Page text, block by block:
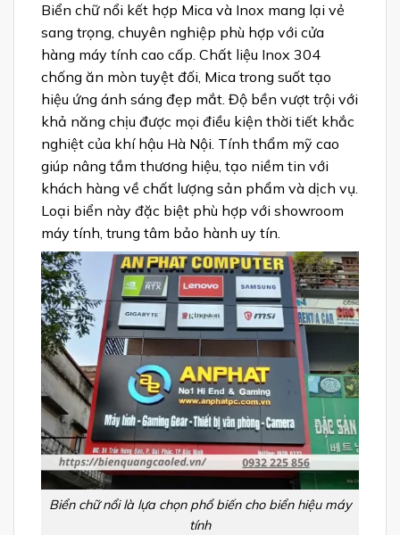
Biển chữ nổi kết hợp Mica và Inox mang lại vẻ
sang trọng, chuyên nghiệp phù hợp với cửa
hàng máy tính cao cấp. Chất liệu Inox 304
chống ăn mòn tuyệt đối, Mica trong suốt tạo
hiệu ứng ánh sáng đẹp mắt. Độ bền vượt trội với
khả năng chịu được mọi điều kiện thời tiết khắc
nghiệt của khí hậu Hà Nội. Tính thẩm mỹ cao
giúp nâng tầm thương hiệu, tạo niềm tin với
khách hàng về chất lượng sản phẩm và dịch vụ.
Loại biển này đặc biệt phù hợp với showroom
máy tính, trung tâm bảo hành uy tín.
Biển chữ nổi là lựa chọn phổ biến cho biển hiệu máy
tính